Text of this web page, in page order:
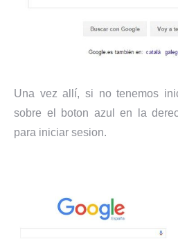
Una vez allí, si no tenemos
sobre el boton azul en la
para iniciar sesion.